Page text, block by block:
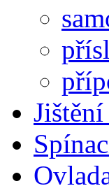
Jištění